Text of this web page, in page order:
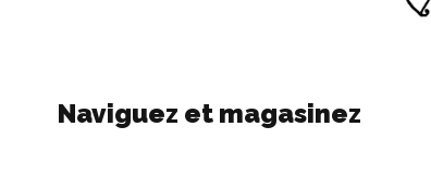
Naviguez et magasinez